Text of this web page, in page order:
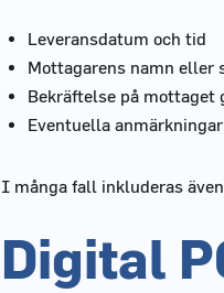
Leveransdatum och tid
Mottagarens namn eller
Bekräftelse på mottaget
Eventuella
I många fall inkluderas
Digital